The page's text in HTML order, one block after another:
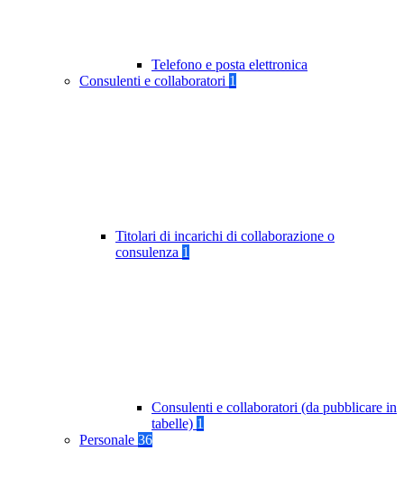
Telefono e posta elettronica
Consulenti e collaboratori 1
Titolari di incarichi di collaborazione o
consulenza 1
Consulenti e collaboratori (da pubblicare in
tabelle) 1
Personale 36